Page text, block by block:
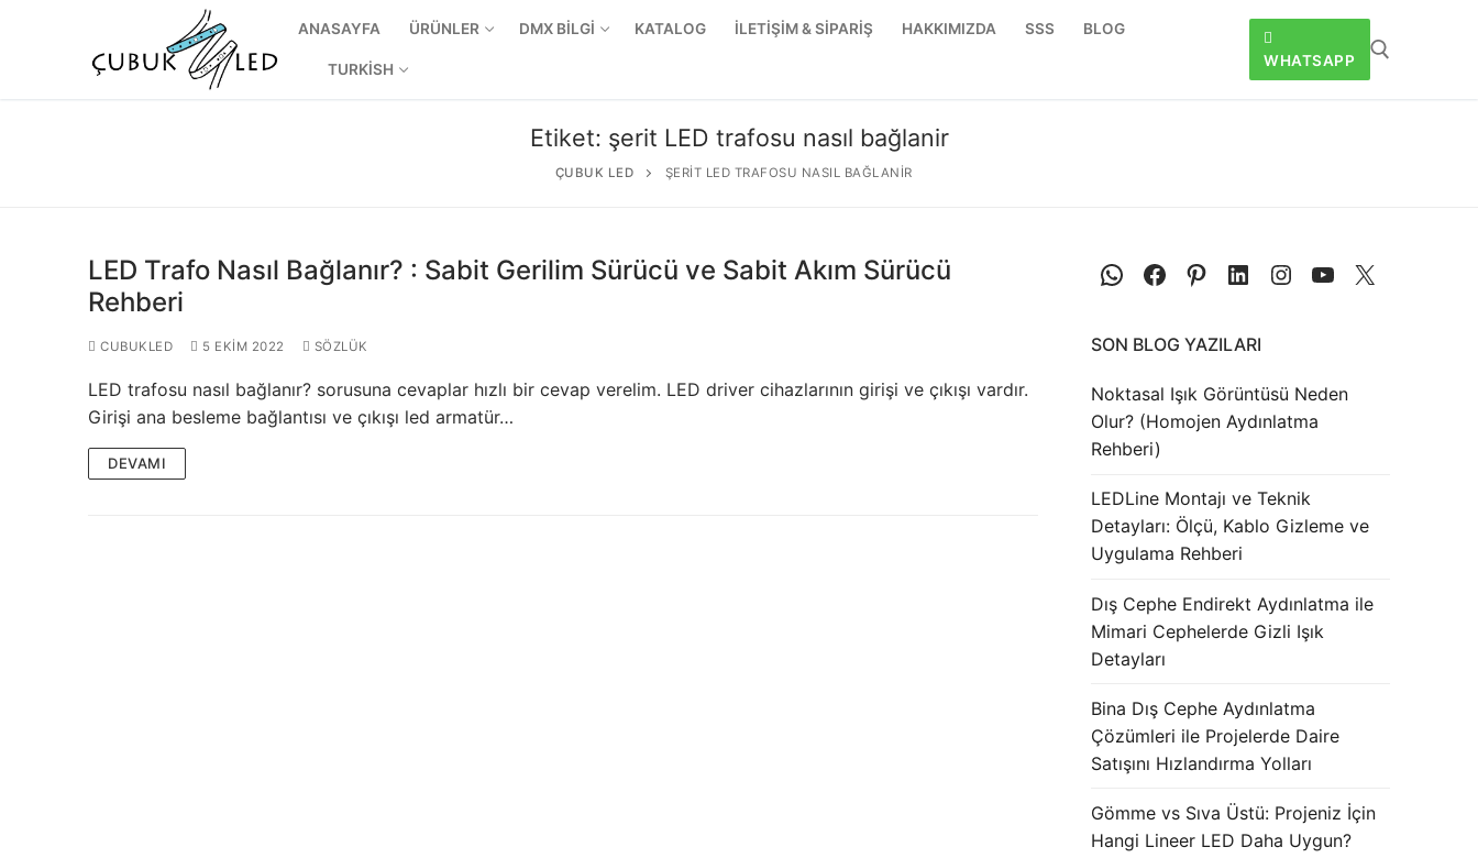
ANASAYFA ÜRÜNLER DMX BİLGİ KATALOG İLETİŞİM & SİPARİŞ HAKKIMIZDA SSS BLOG
TURKISH WHATSAPP
ÜRÜNLER
Etiket: şerit LED trafosu nasıl bağlanir
ÇUBUK LED ŞERIT LED TRAFOSU NASIL BAĞLANIR
LED Trafo Nasıl Bağlanır? : Sabit Gerilim Sürücü ve Sabit Akım Sürücü
Rehberi
CUBUKLED 5 EKIM 2022 SÖZLÜK
LED trafosu nasıl bağlanır? sorusuna cevaplar hızlı bir cevap verelim. LED driver cihazlarının girişi ve çıkışı vardır.
Girişi ana besleme bağlantısı ve çıkışı led armatür…
DEVAMI
SON BLOG YAZILARI
Noktasal Işık Görüntüsü Neden
Olur? (Homojen Aydınlatma
Rehberi)
LEDLine Montajı ve Teknik
Detayları: Ölçü, Kablo Gizleme ve
Uygulama Rehberi
Dış Cephe Endirekt Aydınlatma ile
Mimari Cephelerde Gizli Işık
Detayları
Bina Dış Cephe Aydınlatma
Çözümleri ile Projelerde Daire
Satışını Hızlandırma Yolları
Gömme vs Sıva Üstü: Projeniz İçin
Hangi Lineer LED Daha Uygun?